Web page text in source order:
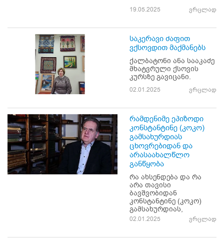
19.05.2025 ვრცლად
საკერავი ძაფით
ვქსოვდით მაქმანებს
ქალბატონი ანა სააკაძე
მხატვრული ქსოვის
კურსზე გავიცანი.
02.01.2025 ვრცლად
რამდენიმე ეპიზოდი
კონსტანტინე (კოკო)
გამსახურდიას
ცხოვრებიდან და
არასაახალწლო
განწყობა
რა ახსენდება და რა
არა თავისი
ბავშვობიდან
კონსტანტინე (კოკო)
გამსახურდიას,
02.01.2025 ვრცლად